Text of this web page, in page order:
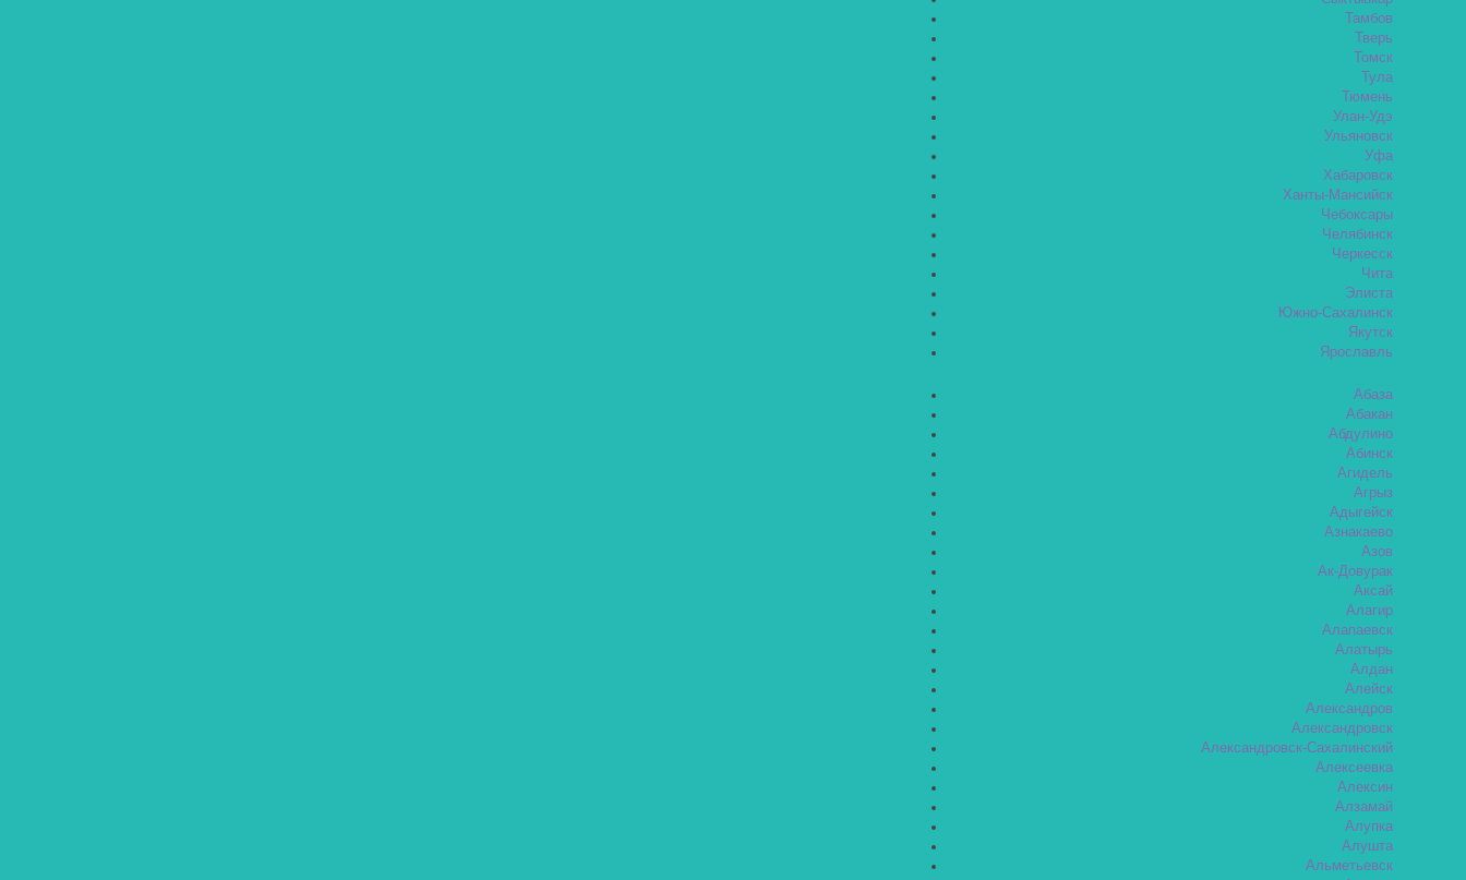
Тамбов
Тверь
Томск
Тула
Тюмень
Улан-Удэ
Ульяновск
Уфа
Хабаровск
Ханты-Мансийск
Чебоксары
Челябинск
Черкесск
Чита
Элиста
Южно-Сахалинск
Якутск
Ярославль
Абаза
Абакан
Абдулино
Абинск
Агидель
Агрыз
Адыгейск
Азнакаево
Азов
Ак-Довурак
Аксай
Алагир
Алапаевск
Алатырь
Алдан
Алейск
Александров
Александровск
Александровск-Сахалинский
Алексеевка
Алексин
Алзамай
Алупка
Алушта
Альметьевск